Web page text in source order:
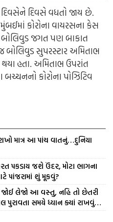
દિવસેને દિવસે વધતો જાય છે.
કોરોના વાયરસના કેસ
બોલિવુડ જગત પણ બાકાત
બોલિવુડ સુપરસ્ટાર અમિતાભ
હતા. અમિતાભ ઉપરાંત
કોરોના પોઝિટિવ
માત્ર આ પાંચ વાતનું…દુનિયા
પકડાય જશે ઉંદર, મોટા ભાગના
પાંજરામાં શું મૂકવું?
જોઈ લેજો આ વસ્તુ, નહિ તો છેતરી
પુરાવતા સમયે ધ્યાન ક્યાં રાખવું…